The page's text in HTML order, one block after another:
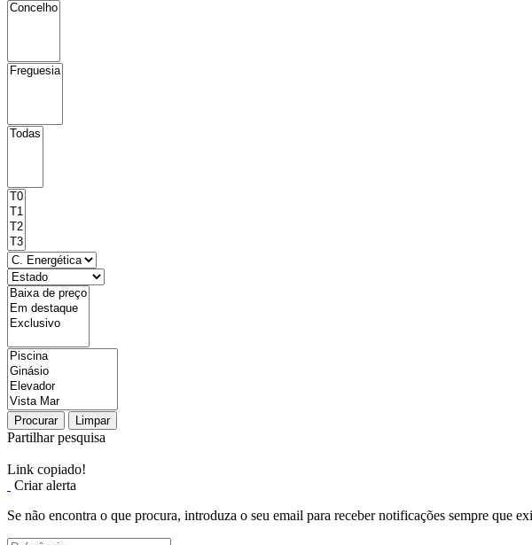
Procurar Limpar
Partilhar pesquisa
Link copiado!
Criar alerta
Se não encontra o que procura, introduza o seu email para receber notificações sempre que